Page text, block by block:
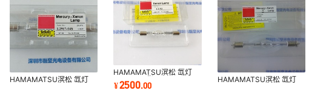
HAMAMATSU滨松 氙灯
HAMAMATSU滨松 氙灯
L2193 现货
¥2500.00
HAMAMATSU滨松 氙灯